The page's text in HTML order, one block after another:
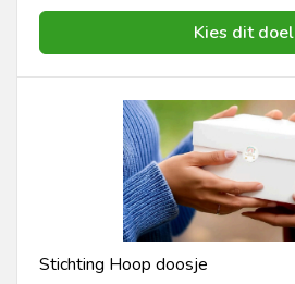
Kies dit doel
Stichting Hoop doosje